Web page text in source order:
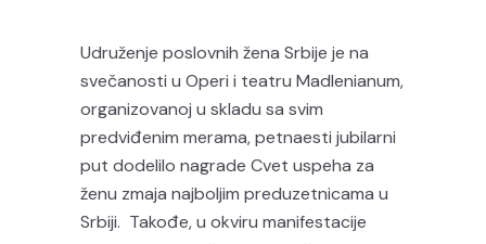
Udruženje poslovnih žena Srbije je na
svečanosti u Operi i teatru Madlenianum,
organizovanoj u skladu sa svim
predviđenim merama, petnaesti jubilarni
put dodelilo nagrade Cvet uspeha za
ženu zmaja najboljim preduzetnicama u
Srbiji. Takođe, u okviru manifestacije